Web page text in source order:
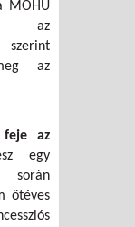
MOHU
az
az
az
egy
során
ötéves